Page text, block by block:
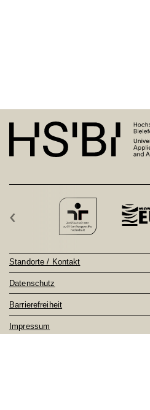
‹
Standorte / Kontakt
Datenschutz
Barrierefreiheit
Impressum